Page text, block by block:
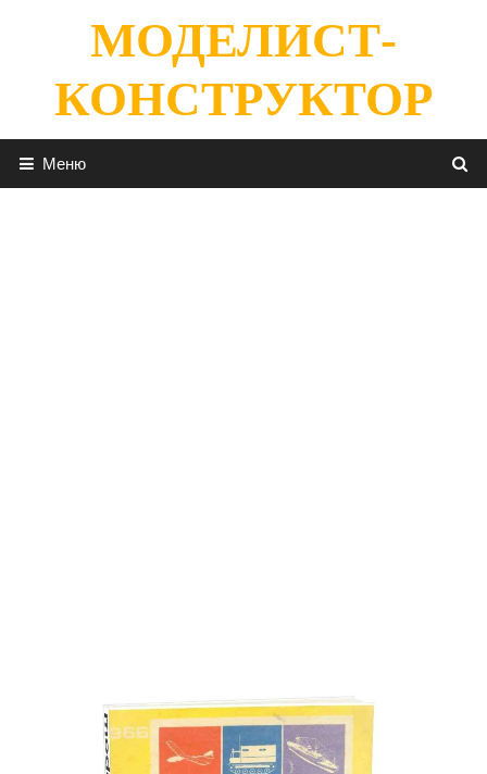
содержимомуМОДЕЛИСТ-
КОНСТРУКТОР
Меню